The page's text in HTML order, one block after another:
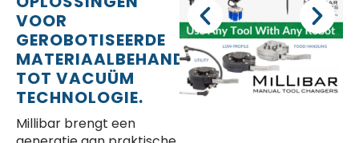
VOOR
GEROBOTISEERDE
MATERIAALBEHANDELING
TOT VACUÜM
TECHNOLOGIE.
Millibar brengt een